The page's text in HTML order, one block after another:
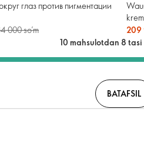
глаз против пигментации
000 so’m
krem
209
10 mahsulotdan 8
BATAFSIL